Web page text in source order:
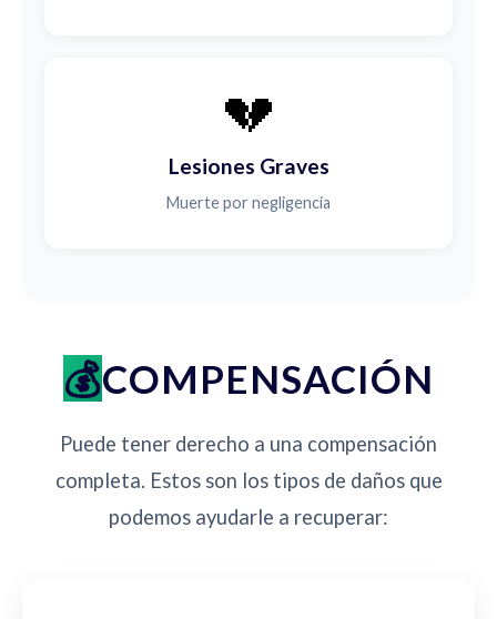
💔
Lesiones Graves
Muerte por negligencia
COMPENSACIÓN
Puede tener derecho a una compensación
completa. Estos son los tipos de daños que
podemos ayudarle a recuperar: